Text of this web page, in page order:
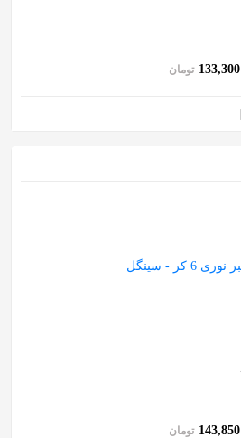
تومان 133,300
تومان 143,850